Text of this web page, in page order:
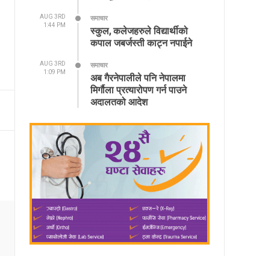
AUG 3RD
1:44 PM
समाचार
स्कुल, कलेजहरुले विद्यार्थीको
कपाल जबर्जस्ती काट्न नपाईने
AUG 3RD
1:09 PM
समाचार
अब गैरनेपालीले पनि नेपालमा
मिर्गौला प्रत्यारोपण गर्न पाउने
अदालतको आदेश